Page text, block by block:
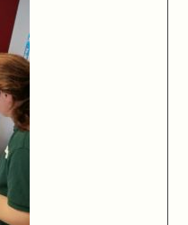
Günzburg
Augsburg